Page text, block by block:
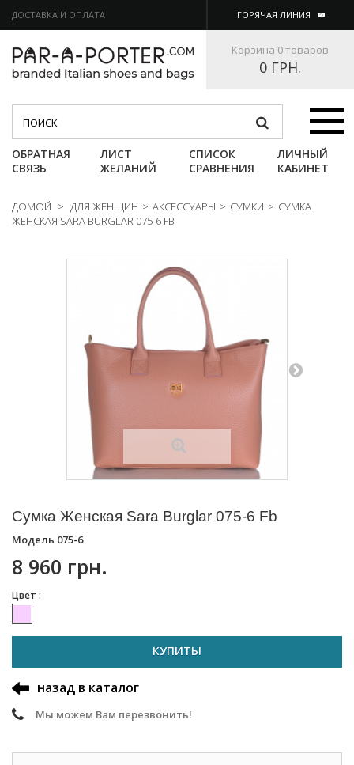
ДОСТАВКА И ОПЛАТА ГОРЯЧАЯ ЛИНИЯ
Корзина 0 товаров
0 ГРН.
Категории
ОБРАТНАЯ
СВЯЗЬ
ЛИСТ
ЖЕЛАНИЙ
СПИСОК
СРАВНЕНИЯ
ЛИЧНЫЙ
КАБИНЕТ
ДОМОЙ > ДЛЯ ЖЕНЩИН > АКСЕССУАРЫ > СУМКИ > СУМКА
ЖЕНСКАЯ SARA BURGLAR 075-6 FB
Сумка Женская Sara Burglar 075-6 Fb
Модель 075-6
8 960 грн.
Цвет :
КУПИТЬ!
назад в каталог
Мы можем Вам перезвонить!